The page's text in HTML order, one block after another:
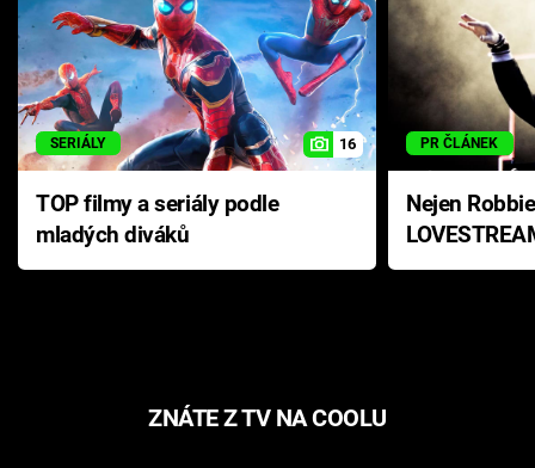
Cool Esport
Pořady
TV Program
Sledujte prima+
Přihlášení
SERIÁLY 16
TOP filmy a seriály podle
mladých diváků
PR ČLÁNEK
Nejen
hvězdy,
ZNÁTE Z TV NA COOLU